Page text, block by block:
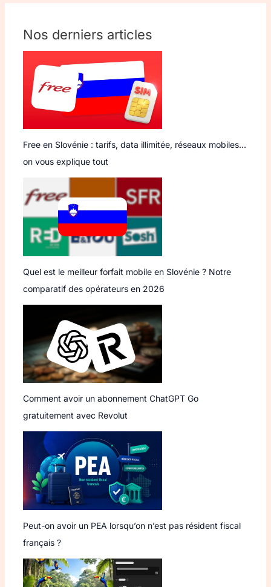
Nos derniers articles
Free en Slovénie : tarifs, data illimitée, réseaux mobiles…
on vous explique tout
Quel est le meilleur forfait mobile en Slovénie ? Notre
comparatif des opérateurs en 2026
Comment avoir un abonnement ChatGPT Go
gratuitement avec Revolut
Peut-on avoir un PEA lorsqu’on n’est pas résident fiscal
français ?